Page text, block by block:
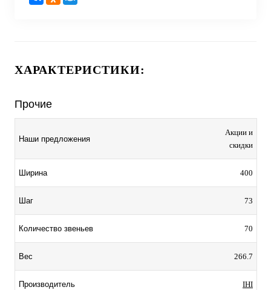
ХАРАКТЕРИСТИКИ:
Прочие
Наши предложения
Акции и
скидки
Ширина 400
Шаг 73
Количество звеньев 70
Вес 266.7
Производитель IHI